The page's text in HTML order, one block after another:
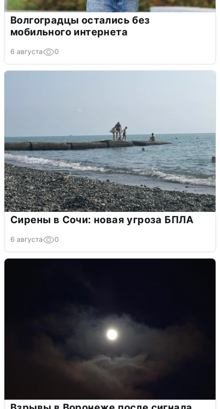
Волгоградцы остались без
мобильного интернета
6 августа 0
Сирены в Сочи: новая угроза БПЛА
6 августа 0